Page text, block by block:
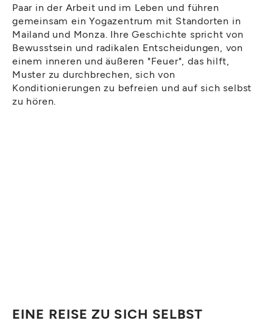
Paar in der Arbeit und im Leben und führen
gemeinsam ein Yogazentrum mit Standorten in
Mailand und Monza. Ihre Geschichte spricht von
Bewusstsein und radikalen Entscheidungen, von
einem inneren und äußeren "Feuer", das hilft,
Muster zu durchbrechen, sich von
Konditionierungen zu befreien und auf sich selbst
zu hören.
EINE REISE ZU SICH SELBST